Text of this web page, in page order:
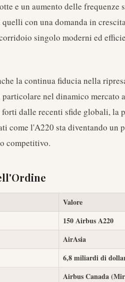
e un aumento delle
con una domanda in
singolo moderni ed
la continua fiducia nella
nel dinamico mercato
dalle recenti sfide globali, la
come l'A220 sta diventando un
competitivo.
Valore
150 Airbus A220
AirAsia
6,8 miliardi di
Airbus Canada